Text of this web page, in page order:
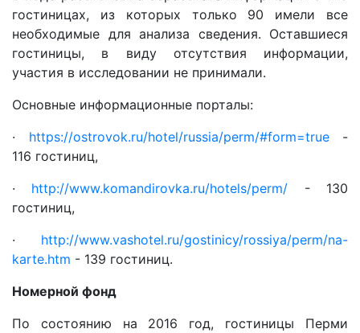
гостиницах, из которых только 90 имели все
необходимые для анализа сведения. Оставшиеся
гостиницы, в виду отсутствия информации,
участия в исследовании не принимали.
Основные информационные порталы:
· https://ostrovok.ru/hotel/russia/perm/#form=true-
116 гостиниц,
· http://www.komandirovka.ru/hotels/perm/ - 130
гостиниц,
· http://www.vashotel.ru/gostinicy/rossiya/perm/na-
karte.htm - 139 гостиниц.
Номерной фонд
По состоянию на 2016 год, гостиницы Перми